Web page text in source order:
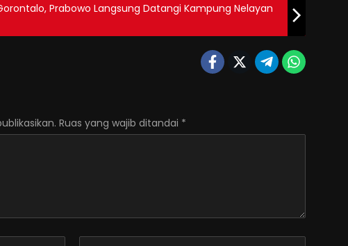
Prabowo Langsung Datangi Kampung Nelayan
Ruas yang wajib ditandai *